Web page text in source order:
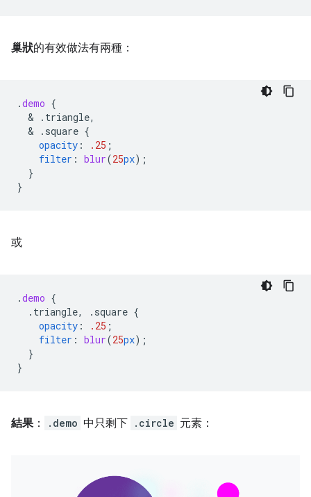
巢狀的有效做法有兩種：
.demo {
  &
.triangle,
  &
.square {
opacity : .25 ;
filter : blur(25px);
}
}
或
.demo {
.triangle,
.square {
opacity : .25 ;
filter : blur(25px);
}
}
結果 ： .demo 中只剩下 .circle 元素：